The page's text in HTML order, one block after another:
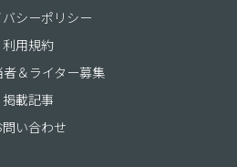
バシーポリシー
利用規約
＆ライター募集
掲載記事
問い合わせ